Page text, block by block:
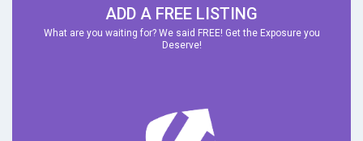
ADD A FREE LISTING
What are you waiting for? We said FREE! Get the Exposure you
Deserve!